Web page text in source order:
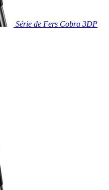
Série de Fers Cobra 3DP